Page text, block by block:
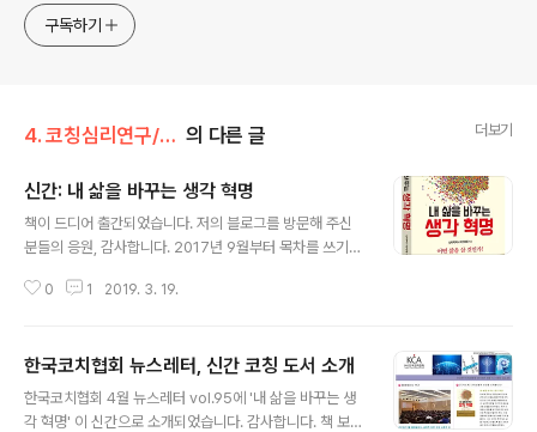
을 개발하라(2006)의 저자; 다수의 공저와 번역서 출간; <효
과성 코칭>, <실행력 코칭>, <통합 코칭>, <코칭심리학> 공
구독하기
4. 코칭심리연구/코칭도서 추천 의 다른 글 더보기
신간: 내 삶을 바꾸는 생각 혁명
책이 드디어 출간되었습니다. 저의 블로그를 방문해 주신
분들의 응원, 감사합니다. 2017년 9월부터 목차를 쓰기
문고 인터넷점: http://www.kyobobook.co.kr/produ
= 예스24 인터넷점: http://www.yes24.com/Produc
t/Goods/70979171 알라딘 인터넷점: https://www.al
adin.co.kr/search/wsearchresult.aspx?SearchT
0 1 2019. 3. 19.
한국코치협회 뉴스레터, 신간 코칭 도서 소개
한국코치협회 4월 뉴스레터 vol.95에 '내 삶을 바꾸는 생
각 혁명' 이 신간으로 소개되었습니다. 감사합니다. 책 보러